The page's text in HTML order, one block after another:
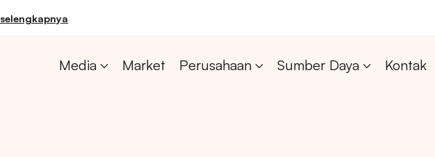
selengkapnya
Media Market Perusahaan Sumber Daya Kontak